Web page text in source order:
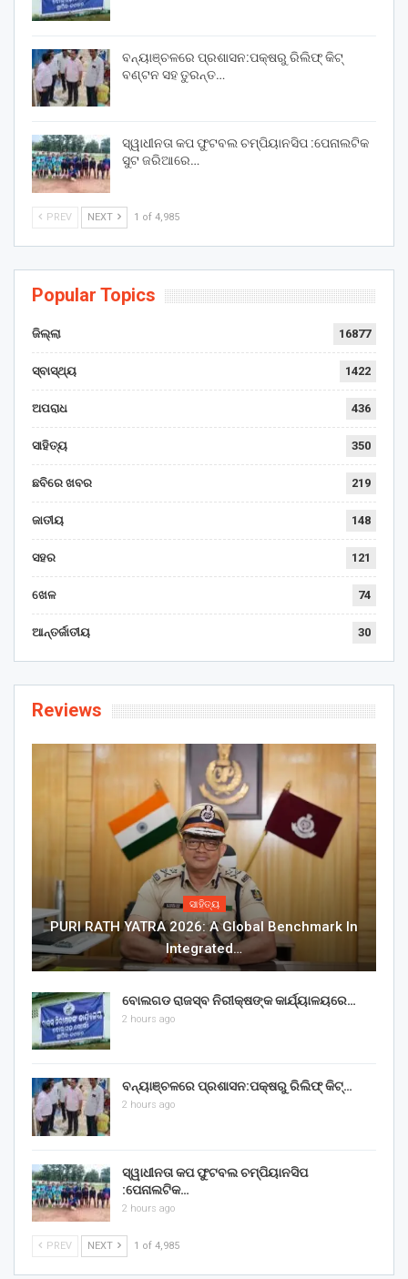
ବନ୍ୟାଞ୍ଚଳରେ ପ୍ରଶାସନ:ପକ୍ଷରୁ ରିଲିଫ୍ କିଟ୍
ବଣ୍ଟନ ସହ ତୁରନ୍ତ…
ସ୍ୱାଧୀନତା କପ ଫୁଟବଲ ଚମ୍ପିୟାନସିପ :ପେନାଲଟିକ
ସୁଟ ଜରିଆରେ…
PREV NEXT 1 of 4,985
Popular Topics
ଜିଲ୍ଲା 16877
ସ୍ବାସ୍ଥ୍ୟ 1422
ଅପରାଧ 436
ସାହିତ୍ୟ 350
ଛବିରେ ଖବର 219
ଜାତୀୟ 148
ସହର 121
ଖେଳ 74
ଆନ୍ତର୍ଜାତୀୟ 30
Reviews
ସାହିତ୍ୟ
PURI RATH YATRA 2026: A Global Benchmark In
Integrated…
ବୋଲଗଡ ରାଜସ୍ବ ନିରୀକ୍ଷଙ୍କ କାର୍ଯ୍ୟାଳୟରେ…
2 hours ago
ବନ୍ୟାଞ୍ଚଳରେ ପ୍ରଶାସନ:ପକ୍ଷରୁ ରିଲିଫ୍ କିଟ୍…
2 hours ago
ସ୍ୱାଧୀନତା କପ ଫୁଟବଲ ଚମ୍ପିୟାନସିପ
:ପେନାଲଟିକ…
2 hours ago
PREV NEXT 1 of 4,985